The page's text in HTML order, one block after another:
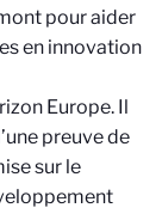
pour aider
en innovation
Europe. Il
preuve de
sur le